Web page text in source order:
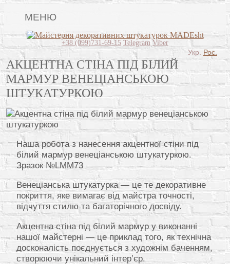
МЕНЮ
Lincrusta
Види штукатурок
Поклейка шпалер
Картини
Декоративні панно
Відео
Питання-відповідь
Про нас
Контакти
+38 (099)731-69-15 Telegram Viber
АКЦЕНТНА СТІНА ПІД БІЛИЙ
МАРМУР ВЕНЕЦІАНСЬКОЮ
ШТУКАТУРКОЮ
Наша робота з нанесення акцентної стіни під
білий мармур венеціанською штукатуркою.
Зразок №LMM73
Венеціанська штукатурка — це те декоративне
покриття, яке вимагає від майстра точності,
відчуття стилю та багаторічного досвіду.
Акцентна стіна під білий мармур у виконанні
нашої майстерні — це приклад того, як технічна
досконалість поєднується з художнім баченням,
створюючи унікальний інтер’єр.
Укр. Рос.